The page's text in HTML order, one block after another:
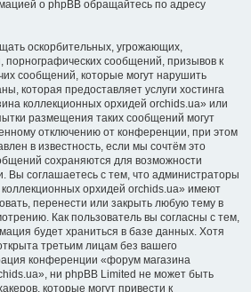
о phpBB обращайтесь по адресу
оскорбительных, угрожающих,
порнографических сообщений, призывов к
сообщений, которые могут нарушить
которая предоставляет услуги хостинга
коллекционных орхидей orchids.ua» или
размещения таких сообщений могут
отключению от конференции, при этом
в известность, если мы сочтём это
сохраняются для возможности
Вы соглашаетесь с тем, что администраторы
орхидей orchids.ua» имеют
перенести или закрыть любую тему в
Как пользователь вы согласны с тем,
будет храниться в базе данных. Хотя
третьим лицам без вашего
конференции «форум магазина
ни phpBB Limited не может быть
которые могут привести к